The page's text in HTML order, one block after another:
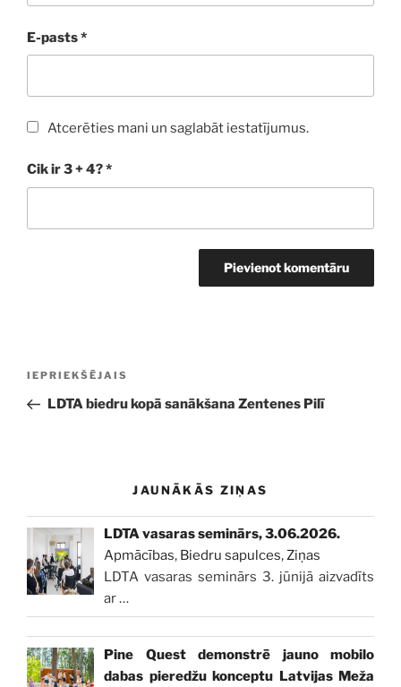
E-pasts*
Atcerēties mani un saglabāt iestatījumus.
Cik ir 3 + 4?*
Iepriekšējā
ziņa:
IEPRIEKŠĒJAIS
LDTA biedru kopā sanākšana Zentenes Pilī
JAUNĀKĀS ZIŅAS
LDTA vasaras seminārs, 3.06.2026.
Apmācības, Biedru sapulces,Ziņas
LDTA vasaras seminārs 3. jūnijā aizvadīts
ar…
Pine Quest demonstrē jauno mobilo
dabas pieredžu konceptu Latvijas Meža